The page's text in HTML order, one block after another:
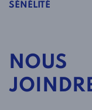
SÉNÉLITÉ
NOUS